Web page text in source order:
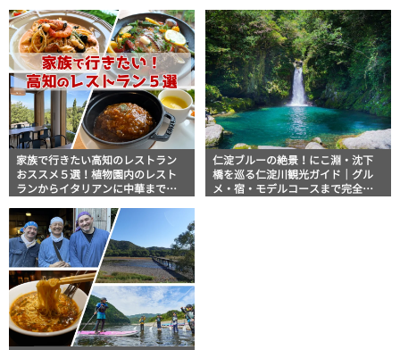
家族で行きたい高知のレストラン
おススメ５選！植物園内のレスト
ランからイタリアンに中華まで楽
仁淀ブルーの絶景！にこ淵・沈下
橋を巡る仁淀川観光ガイド｜グル
メ・宿・モデルコースまで完全網